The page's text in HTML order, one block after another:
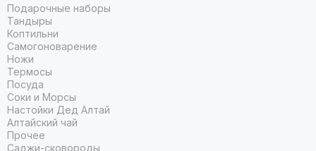
Подарочные наборы
Тандыры
Коптильни
Самогоноварение
Ножи
Термосы
Посуда
Соки и Морсы
Настойки Дед Алтай
Алтайский чай
Прочее
Саджи-сковороды